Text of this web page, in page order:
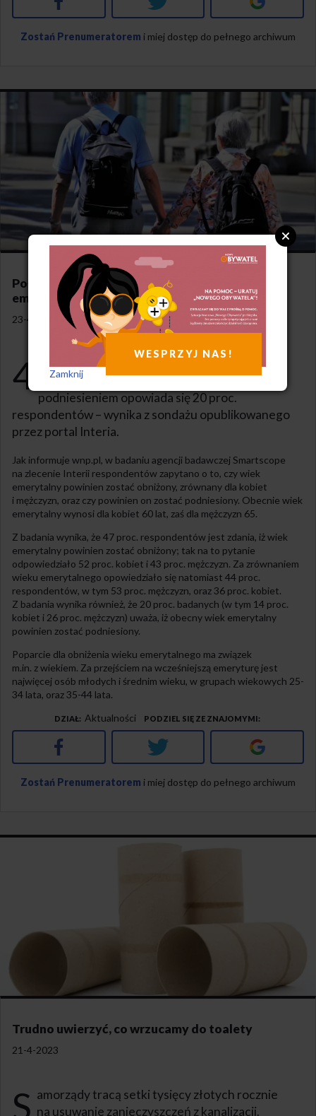
Zostań Prenumeratorem i miej dostęp do pełnego archiwum
Połowa Polaków za obniżeniem wieku
emerytalnego
23-4-2023
4
7 proc. Polaków uważa, że wiek emerytalny
powinien zostać obniżony, zaś za jego
podniesieniem opowiada się 20 proc.
respondentów – wynika z sondażu opublikowanego
przez portal Interia.
Jak informuje wnp.pl, w badaniu agencji badawczej Smartscope
na zlecenie Interii respondentów zapytano o to, czy wiek
emerytalny powinien zostać obniżony, zrównany dla kobiet
i mężczyzn, oraz czy powinien on zostać podniesiony. Obecnie wiek
emerytalny wynosi dla kobiet 60 lat, zaś dla mężczyzn 65.
Z badania wynika, że 47 proc. respondentów jest zdania, iż wiek
emerytalny powinien zostać obniżony; tak na to pytanie
odpowiedziało 52 proc. kobiet i 43 proc. mężczyzn. Za zrównaniem
wieku emerytalnego opowiedziało się natomiast 44 proc.
respondentów, w tym 53 proc. mężczyzn, oraz 36 proc. kobiet.
Z badania wynika również, że 20 proc. badanych (w tym 14 proc.
kobiet i 26 proc. mężczyzn) uważa, iż obecny wiek emerytalny
powinien zostać podniesiony.
Poparcie dla obniżenia wieku emerytalnego ma związek
m.in. z wiekiem. Za przejściem na wcześniejszą emeryturę jest
najwięcej osób młodych i średnim wieku, w grupach wiekowych 25-
34 lata, oraz 35-44 lata.
DZIAŁ Aktualności PODZIEL SIĘ ZE ZNAJOMYMI
Facebook Twitter Google+
Zostań Prenumeratorem i miej dostęp do pełnego archiwum
Trudno uwierzyć, co wrzucamy do toalety
21-4-2023
S amorządy tracą setki tysięcy złotych rocznie
na usuwanie zanieczyszczeń z kanalizacji.
WESPRZYJ NAS!
Zamknij